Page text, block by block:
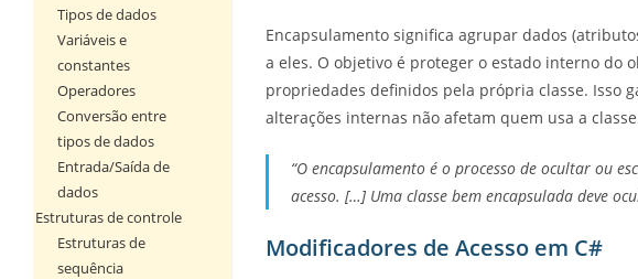
Encapsulamento significa agrupar dados
a eles. O objetivo é proteger o estado interno do
propriedades definidos pela própria classe. Isso
alterações internas não afetam quem usa a
“O encapsulamento é o processo de ocultar ou
acesso. […] Uma classe bem encapsulada deve
Modificadores de Acesso em C#
Tipos de dados
Variáveis e
constantes
Operadores
Conversão entre
tipos de dados
Entrada/Saída de
dados
Estruturas de controle
Estruturas de
sequência